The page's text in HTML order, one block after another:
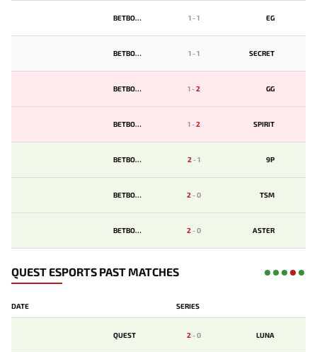
BETBOOM 1-1 EG
BETBOOM 1-1 SECRET
BETBOOM 1-2 GG
BETBOOM 1-2 SPIRIT
BETBOOM 2-1 9P
BETBOOM 2-0 TSM
BETBOOM 2-0 ASTER
QUEST ESPORTS PAST MATCHES
DATE SERIES
QUEST 2-0 LUNA